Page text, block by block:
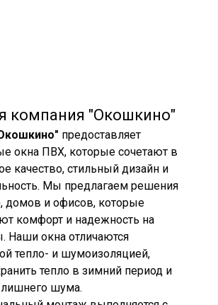
компания "Окошкино"
предоставляет
окна ПВХ, которые сочетают в
качество, стильный дизайн и
Мы предлагаем решения
домов и офисов, которые
комфорт и надежность на
Наши окна отличаются
тепло- и шумоизоляцией,
тепло в зимний период и
шума.